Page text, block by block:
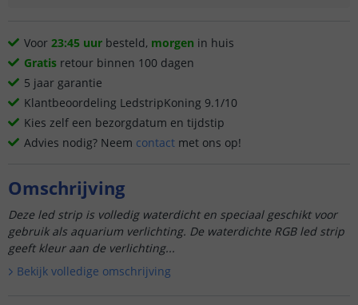
Voor 23:45 uur besteld, morgen in huis
Gratis retour binnen 100 dagen
5 jaar garantie
Klantbeoordeling LedstripKoning 9.1/10
Kies zelf een bezorgdatum en tijdstip
Advies nodig? Neem contact met ons op!
Omschrijving
Deze led strip is volledig waterdicht en speciaal geschikt voor
gebruik als aquarium verlichting. De waterdichte RGB led strip
geeft kleur aan de verlichting...
Bekijk volledige omschrijving